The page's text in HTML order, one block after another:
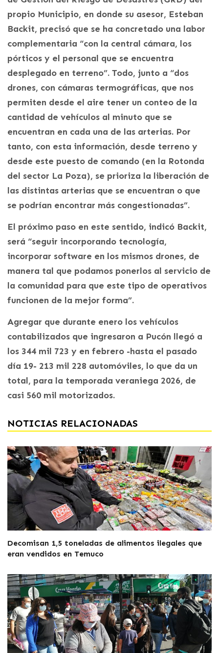
propio Municipio, en donde su asesor, Esteban
Backit, precisó que se ha concretado una labor
complementaria “con la central cámara, los
pórticos y el personal que se encuentra
desplegado en terreno”. Todo, junto a “dos
drones, con cámaras termográficas, que nos
permiten desde el aire tener un conteo de la
cantidad de vehículos al minuto que se
encuentran en cada una de las arterias. Por
tanto, con esta información, desde terreno y
desde este puesto de comando (en la Rotonda
del sector La Poza), se prioriza la liberación de
las distintas arterias que se encuentran o que
se podrían encontrar más congestionadas”.
El próximo paso en este sentido, indicó Backit,
será “seguir incorporando tecnología,
incorporar software en los mismos drones, de
manera tal que podamos ponerlos al servicio de
la comunidad para que este tipo de operativos
funcionen de la mejor forma”.
Agregar que durante enero los vehículos
contabilizados que ingresaron a Pucón llegó a
los 344 mil 723 y en febrero -hasta el pasado
día 19- 213 mil 228 automóviles, lo que da un
total, para la temporada veraniega 2026, de
casi 560 mil motorizados.
NOTICIAS RELACIONADAS
Decomisan 1,5 toneladas de alimentos ilegales que
eran vendidos en Temuco